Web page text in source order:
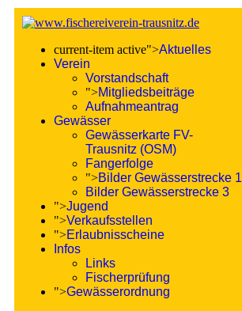
current-item active">Aktuelles
Verein
Vorstandschaft
">Mitgliedsbeiträge
Aufnahmeantrag
Gewässer
Gewässerkarte FV-
Trausnitz (OSM)
Fangerfolge
">Bilder Gewässerstrecke 1
Bilder Gewässerstrecke 3
">Jugend
">Verkaufsstellen
">Erlaubnisscheine
Infos
Links
Fischerprüfung
">Gewässerordnung